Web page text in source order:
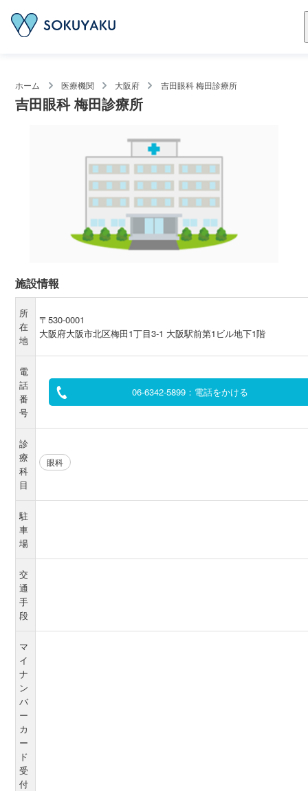
ホーム 医療機関 大阪府 吉田眼科 梅田診療所
吉田眼科 梅田診療所
施設情報
所
在
地
〒530-0001
大阪府大阪市北区梅田1丁目3-1 大阪駅前第1ビル地下1階
電
話
番
号
06-6342-5899：電話をかける
診
療
科
目
眼科
駐
車
場
交
通
手
段
マ
イ
ナ
ン
バ
ー
カ
ー
ド
受
付